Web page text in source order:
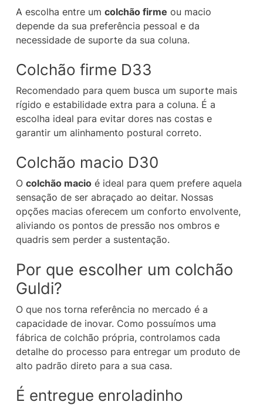
A escolha entre um colchão firme ou macio
depende da sua preferência pessoal e da
necessidade de suporte da sua coluna.
Colchão firme D33
Recomendado para quem busca um suporte mais
rígido e estabilidade extra para a coluna. É a
escolha ideal para evitar dores nas costas e
garantir um alinhamento postural correto.
Colchão macio D30
O colchão macioé ideal para quem prefere aquela
sensação de ser abraçado ao deitar. Nossas
opções macias oferecem um conforto envolvente,
aliviando os pontos de pressão nos ombros e
quadris sem perder a sustentação.
Por que escolher um colchão
Guldi?
O que nos torna referência no mercado é a
capacidade de inovar. Como possuímos uma
fábrica de colchão própria, controlamos cada
detalhe do processo para entregar um produto de
alto padrão direto para a sua casa.
É entregue enroladinho